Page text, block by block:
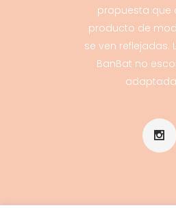
propuesta que
producto de
se ven reflejadas.
BanBat no